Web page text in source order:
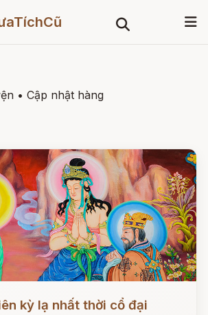
• Cập nhật hàng
kỳ lạ nhất thời cổ đại